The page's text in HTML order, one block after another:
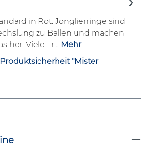
in Rot. Jonglierringe sind
zu Bällen und machen
her. Viele Tr… Mehr
"Mister